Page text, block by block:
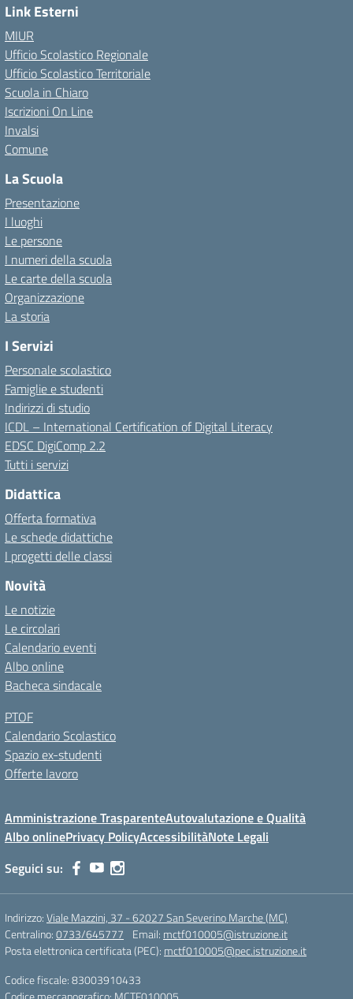
Link Esterni
MIUR
Ufficio Scolastico Regionale
Ufficio Scolastico Territoriale
Scuola in Chiaro
Iscrizioni On Line
Invalsi
Comune
La Scuola
Presentazione
I luoghi
Le persone
I numeri della scuola
Le carte della scuola
Organizzazione
La storia
I Servizi
Personale scolastico
Famiglie e studenti
Indirizzi di studio
ICDL – International Certification of Digital Literacy
EDSC DigiComp 2.2
Tutti i servizi
Didattica
Offerta formativa
Le schede didattiche
I progetti delle classi
Novità
Le notizie
Le circolari
Calendario eventi
Albo online
Bacheca sindacale
PTOF
Calendario Scolastico
Spazio ex-studenti
Offerte lavoro
Amministrazione TrasparenteAutovalutazione e Qualità
Albo onlinePrivacy PolicyAccessibilitàNote Legali
Seguici su:
Indirizzo:Viale Mazzini, 37 - 62027 San Severino Marche (MC)
Centralino:0733/645777 Email: mctf010005@istruzione.it
Posta elettronica certificata (PEC): mctf010005@pec.istruzione.it
Codice fiscale: 83003910433